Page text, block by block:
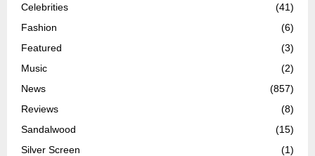
Celebrities
(41)
Fashion
(6)
Featured
(3)
Music
(2)
News
(857)
Reviews
(8)
Sandalwood
(15)
Silver Screen
(1)